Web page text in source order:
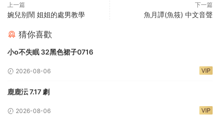
上一篇
婉兒别鬧 姐姐的處男教學
下一篇
魚月譚(魚筱) 中文音聲
猜你喜歡
小o不失眠 32黑色裙子0716
2026-08-06 VIP
鹿鹿沄 7.17 劇
2026-08-06 VIP